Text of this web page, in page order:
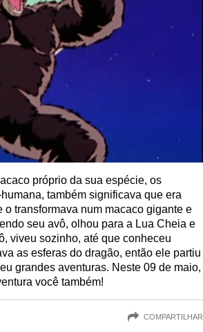
próprio da sua espécie, os
também significava que era
transformava num macaco gigante e
seu avô, olhou para a Lua Cheia e
viveu sozinho, até que conheceu
as esferas do dragão, então ele partiu
grandes aventuras. Neste 09 de maio,
você também!
COMPARTILHAR